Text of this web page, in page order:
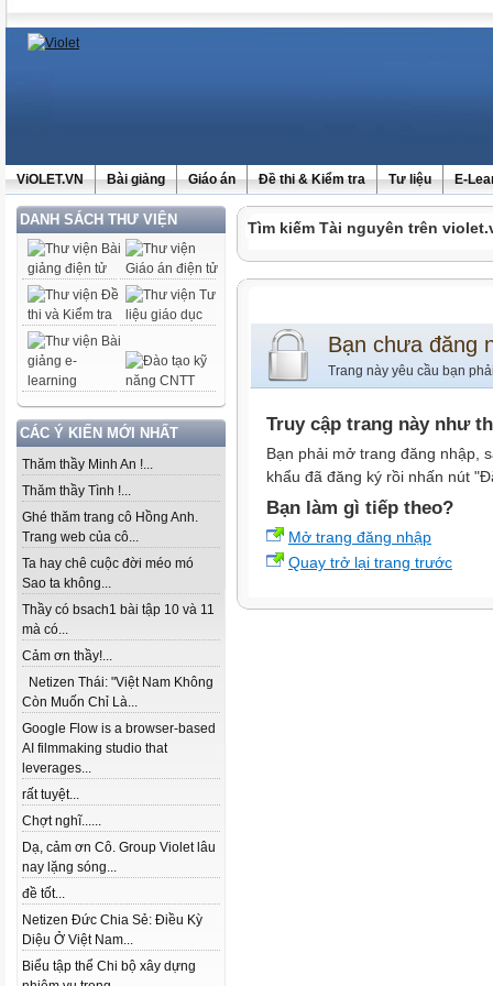
ViOLET.VN Bài giảng Giáo án Đề thi & Kiểm tra Tư liệu E-
DANH SÁCH THƯ VIỆN
CÁC Ý KIẾN MỚI NHẤT
Thăm thầy Minh An !...
Thăm thầy Tình !...
Ghé thăm trang cô Hồng Anh.
Trang web của cô...
Ta hay chê cuộc đời méo mó
Sao ta không...
Thầy có bsach1 bài tập 10 và 11
mà có...
Cảm ơn thầy!...
Netizen Thái: "Việt Nam Không
Còn Muốn Chỉ Là...
Google Flow is a browser-based
AI filmmaking studio that
leverages...
rất tuyệt...
Chợt nghĩ......
Dạ, cảm ơn Cô. Group Violet lâu
nay lặng sóng...
đề tốt...
Netizen Đức Chia Sẻ: Điều Kỳ
Diệu Ở Việt Nam...
Biểu tập thể Chi bộ xây dựng
Tìm kiếm Tài nguyên trên
Bạn chưa đăng
Trang này yêu cầu bạn
Truy cập trang này như
Bạn phải mở trang đăng nhập,
khẩu đã đăng ký rồi nhấn nút
Bạn làm gì tiếp theo?
Mở trang đăng nhập
Quay trở lại trang trước